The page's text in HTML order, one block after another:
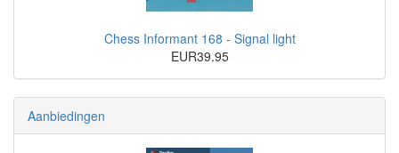
Chess Informant 168 - Signal light
EUR39.95
Aanbiedingen